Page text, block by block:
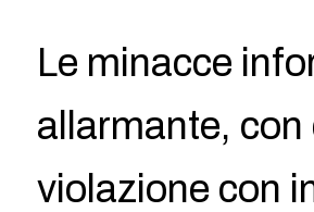
Le minacce
allarmante,
violazione con